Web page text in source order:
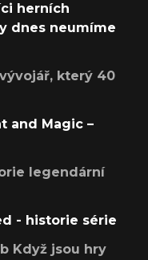
herních
dnes neumíme
který 40
and Magic –
legendární
- historie série
Když jsou hry